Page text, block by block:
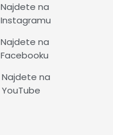
Najdete na
Instagramu
Najdete na
Facebooku
Najdete na
YouTube